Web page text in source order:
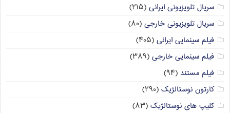
سریال تلویزیونی ایرانی (۲۱۵)
سریال تلویزیونی خارجی (۸۰)
فیلم سینمایی ایرانی (۴۰۵)
فیلم سینمایی خارجی (۳۸۹)
فیلم مستند (۹۴)
کارتون نوستالژیک (۲۹۰)
کلیپ های نوستالژیک (۸۳)